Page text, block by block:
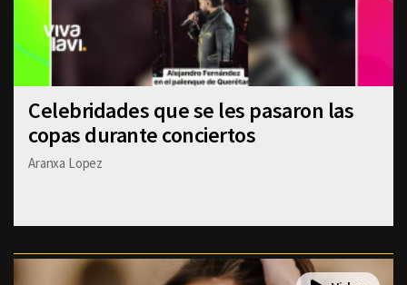
Celebridades que se les pasaron las
copas durante conciertos
Aranxa Lopez